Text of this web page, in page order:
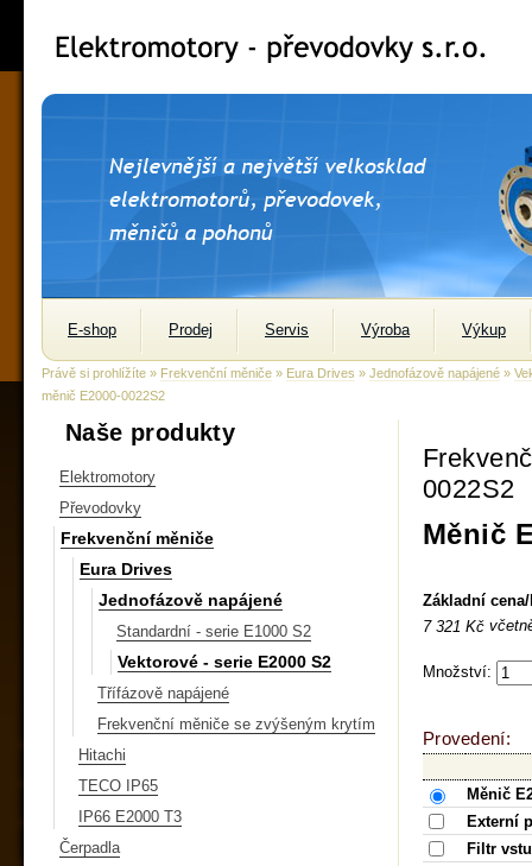
E-shop Prodej Servis Výroba Výkup
Právě si prohlížíte » Frekvenční měniče » Eura Drives » Jednofázově napájené »
měnič E2000-0022S2
Naše produkty
Elektromotory
Převodovky
Frekvenční měniče
Eura Drives
Jednofázově napájené
Standardní - serie E1000 S2
Vektorové - serie E2000 S2
Třífázově napájené
Frekvenční měniče se zvýšeným krytím
Hitachi
TECO IP65
IP66 E2000 T3
Čerpadla
0022S2
Měnič
Základní
7 321 Kč
Množství:
Provedení:
Měnič
Externí
Filtr